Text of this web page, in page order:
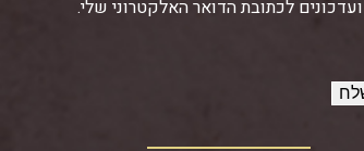
ועדכונים לכתובת הדואר האלקטרוני שלי.